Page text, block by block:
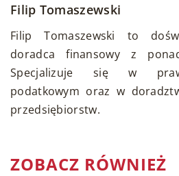
Filip Tomaszewski
Filip Tomaszewski to
doradca finansowy z
Specjalizuje się w
podatkowym oraz w
przedsiębiorstw.
ZOBACZ RÓWNIEŻ